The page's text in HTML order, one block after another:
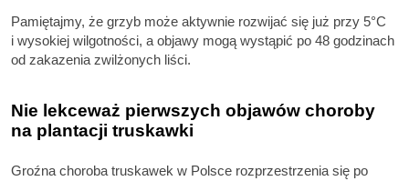
Pamiętajmy, że grzyb może aktywnie rozwijać się już przy 5°C
i wysokiej wilgotności, a objawy mogą wystąpić po 48 godzinach
od zakazenia zwilżonych liści.
Nie lekceważ pierwszych objawów choroby
na plantacji truskawki
Groźna choroba truskawek w Polsce rozprzestrzenia się po